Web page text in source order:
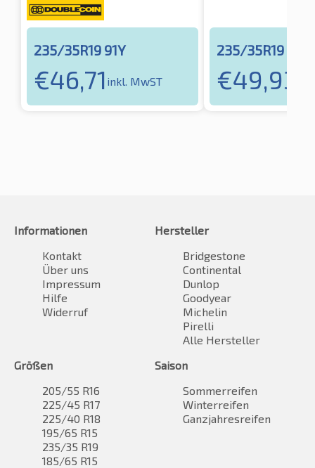
235/35R19 91Y
€46,71 inkl. MwST
235/35R19 91Y
€49,93
Informationen
Kontakt
Über uns
Impressum
Hilfe
Widerruf
Hersteller
Bridgestone
Continental
Dunlop
Goodyear
Michelin
Pirelli
Alle Hersteller
Größen
205/55 R16
225/45 R17
225/40 R18
195/65 R15
235/35 R19
185/65 R15
Saison
Sommerreifen
Winterreifen
Ganzjahresreifen